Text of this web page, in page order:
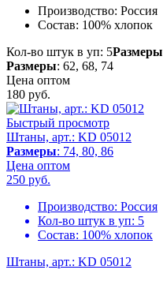
Производство: Россия
Состав: 100% хлопок
Кол-во штук в уп: 5Размеры
Размеры: 62, 68, 74
Цена оптом
180 руб.
Быстрый просмотр
Штаны, арт.: KD 05012
Размеры: 74, 80, 86
Цена оптом
250 руб.
Производство: Россия
Кол-во штук в уп: 5
Состав: 100% хлопок
Штаны, арт.: KD 05012